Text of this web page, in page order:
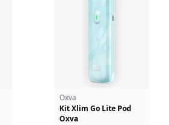
Oxva
Kit Xlim Go Lite Pod
Oxva